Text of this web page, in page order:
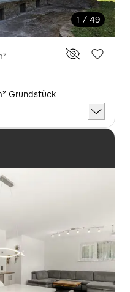
1 / 49
Grundstück